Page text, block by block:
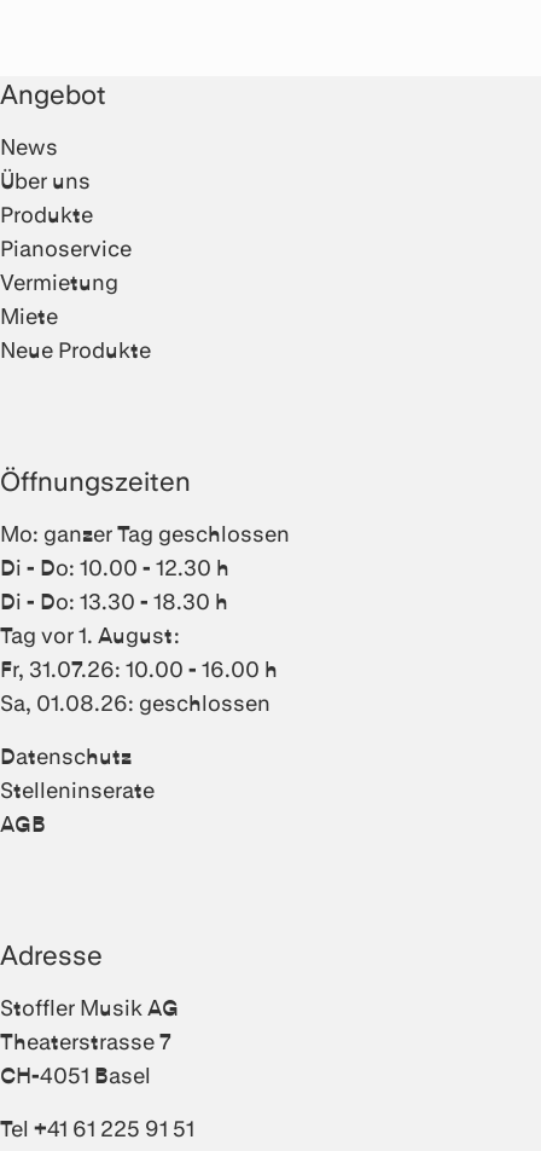
Angebot
News
Über uns
Produkte
Pianoservice
Vermietung
Miete
Neue Produkte
Öffnungszeiten
Mo: ganzer Tag geschlossen
Di - Do: 10.00 - 12.30 h
Di - Do: 13.30 - 18.30 h
Tag vor 1. August:
Fr, 31.07.26: 10.00 - 16.00 h
Sa, 01.08.26: geschlossen
Datenschutz
Stelleninserate
AGB
Adresse
Stoffler Musik AG
Theaterstrasse 7
CH-4051 Basel
Tel +41 61 225 91 51